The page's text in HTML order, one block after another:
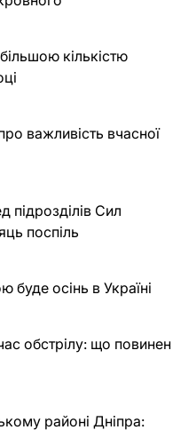
кількістю
важливість вчасної
Сил
поспіль
буде осінь в Україні
обстрілу: що повинен
районі Дніпра: